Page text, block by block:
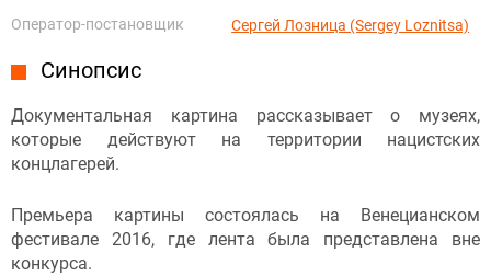
Оператор-постановщик
Сергей Лозница (Sergey Loznitsa)
Синопсис
Документальная картина рассказывает о музеях,
которые действуют на территории нацистских
концлагерей.
Премьера картины состоялась на Венецианском
фестивале 2016, где лента была представлена вне
конкурса.